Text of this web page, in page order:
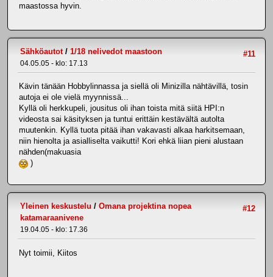
maastossa hyvin.
#11
Sähköautot/ 1/18 nelivedot maastoon
04.05.05 - klo: 17.13
Kävin tänään Hobbylinnassa ja siellä oli Minizilla nähtävillä, tosin
autoja ei ole vielä myynnissä...
Kyllä oli herkkupeli, jousitus oli ihan toista mitä siitä HPI:n
videosta sai käsityksen ja tuntui erittäin kestävältä autolta
muutenkin. Kyllä tuota pitää ihan vakavasti alkaa harkitsemaan,
niin hienolta ja asialliselta vaikutti! Kori ehkä liian pieni alustaan
nähden(makuasia
)
#12
Yleinen keskustelu / Omana projektina nopea
katamaraanivene
19.04.05 - klo: 17.36
Nyt toimii, Kiitos